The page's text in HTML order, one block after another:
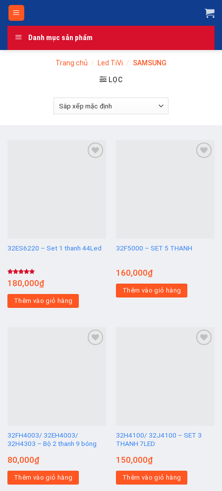
Skip
Danh mục sản phẩm
Trang chủ / Led TiVi / SAMSUNG
LỌC
32ES6220 – Set 1 thanh 44Led
Được xếp
hạng5.00
180,000₫
Thêm vào giỏ hàng
32F5000 – SET 5 THANH
160,000₫
Thêm vào giỏ hàng
32FH4003/ 32EH4003/
32H4303 – Bộ 2 thanh 9 bóng
80,000₫
Thêm vào giỏ hàng
32H4100/ 32J4100 – SET 3
THANH 7LED
150,000₫
Thêm vào giỏ hàng